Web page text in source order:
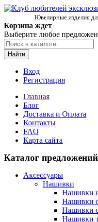
Ювелирные изделия
Корзина ждет
Выберите любое
Найти
Вход
Регистрация
Главная
Блог
Доставка и Оплата
Контакты
FAQ
Карта сайта
Каталог предложений
Аксессуары
Нашивки
Нашивки
Нашивки
Нашивки
Нашивки